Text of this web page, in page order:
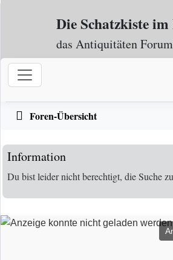
Zum Inhalt
Die Schatzkiste im
das Antiquitäten Forum
Foren-Übersicht
Information
Du bist leider nicht berechtigt, die Suche